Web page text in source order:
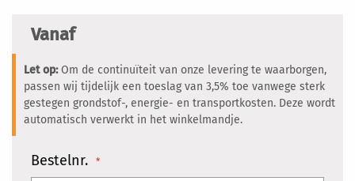
Vanaf
Let op:Om de continuïteit van onze levering te waarborgen,
passen wij tijdelijk een toeslag van 3,5% toe vanwege sterk
gestegen grondstof-, energie- en transportkosten. Deze wordt
automatisch verwerkt in het winkelmandje.
Bestelnr.
afbeeldingen-
gallerij